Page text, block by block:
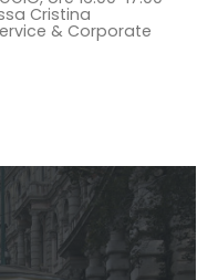
Cristina
& Corporate